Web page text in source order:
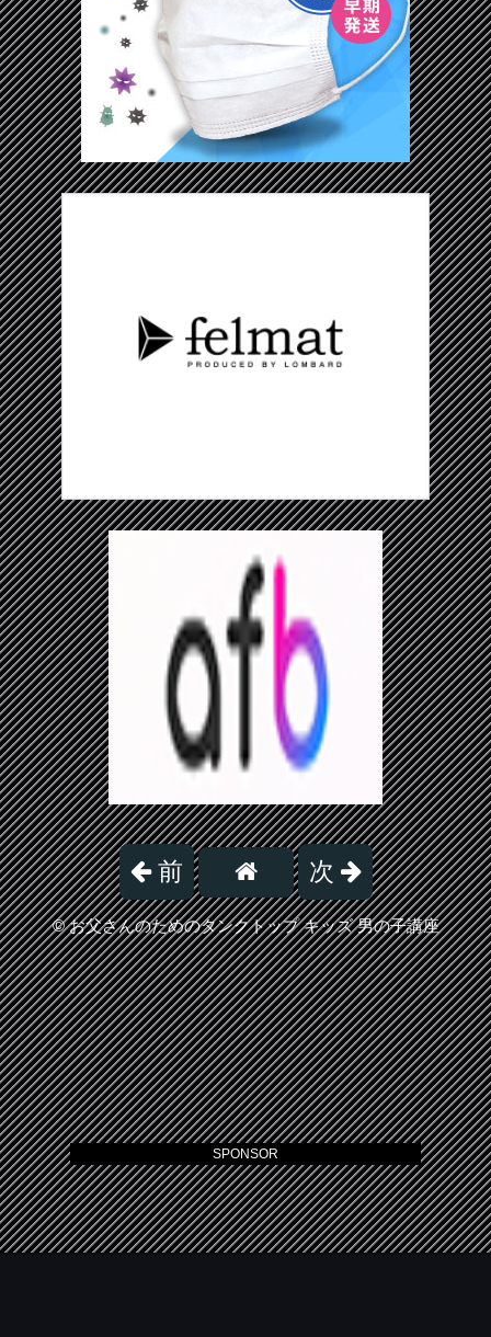
前 次
©お父さんのためのタンクトップ キッズ 男の子講座
SPONSOR